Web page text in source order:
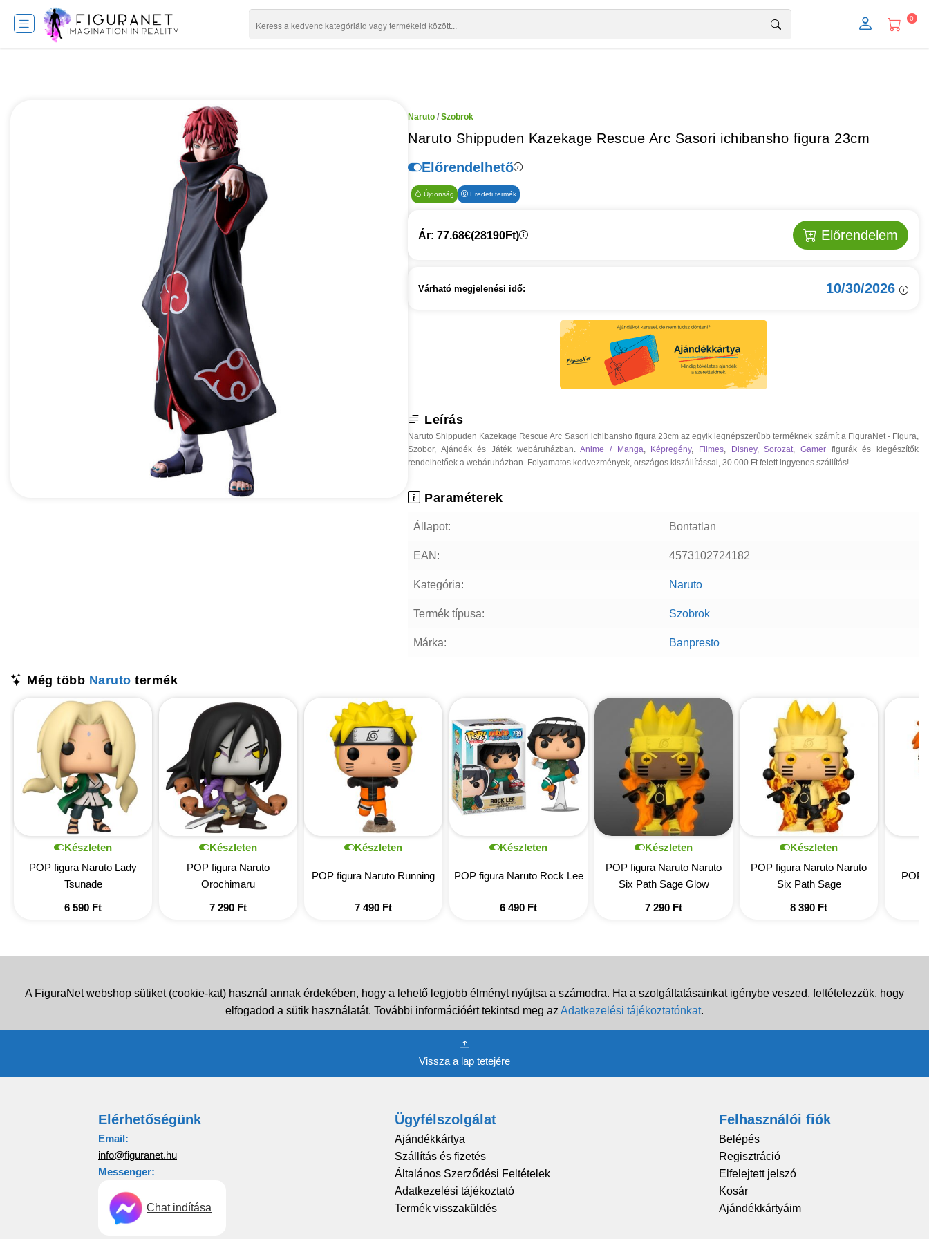
0
Naruto / Szobrok
Naruto Shippuden Kazekage Rescue Arc Sasori ichibansho figura 23cm
Előrendelhető
Újdonság Eredeti termék
Ár: 77.68€(28190Ft) Előrendelem
Várható megjelenési idő: 10/30/2026
Leírás
Naruto Shippuden Kazekage Rescue Arc Sasori ichibansho figura 23cm az egyik legnépszerűbb terméknek számít a FiguraNet - Figura,
Szobor, Ajándék és Játék webáruházban.Anime / Manga, Képregény, Filmes, Disney,Sorozat,Gamer figurák és kiegészítők
rendelhetőek a webáruházban. Folyamatos kedvezmények, országos kiszállítással, 30 000 Ft felett ingyenes szállítás!.
Paraméterek
Állapot: Bontatlan
EAN: 4573102724182
Kategória: Naruto
Termék típusa: Szobrok
Márka: Banpresto
Még több Naruto termék
Készleten
POP figura Naruto Lady
Tsunade
6 590 Ft
Készleten
POP figura Naruto
Orochimaru
7 290 Ft
Készleten
POP figura Naruto Running
7 490 Ft
Készleten
POP figura Naruto Rock Lee
6 490 Ft
Készleten
POP figura Naruto Naruto
Six Path Sage Glow
7 290 Ft
Készleten
POP figura Naruto Naruto
Six Path Sage
8 390 Ft
POP
A FiguraNet webshop sütiket (cookie-kat) használ annak érdekében, hogy a lehető legjobb élményt nyújtsa a számodra. Ha a szolgáltatásainkat igénybe veszed, feltételezzük, hogy
elfogadod a sütik használatát. További információért tekintsd meg az Adatkezelési tájékoztatónkat.
Vissza a lap tetejére
Elérhetőségünk
Email:
info@figuranet.hu
Messenger:
Chat indítása
Ügyfélszolgálat
Ajándékkártya
Szállítás és fizetés
Általános Szerződési Feltételek
Adatkezelési tájékoztató
Termék visszaküldés
Felhasználói fiók
Belépés
Regisztráció
Elfelejtett jelszó
Kosár
Ajándékkártyáim